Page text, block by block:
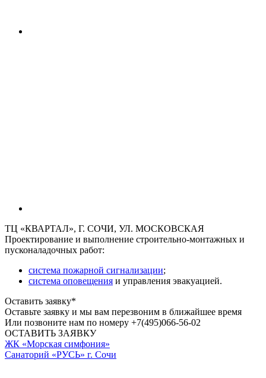
ТЦ «КВАРТАЛ», Г. СОЧИ, УЛ. МОСКОВСКАЯ
Проектирование и выполнение строительно-монтажных и
пусконаладочных работ:
система пожарной сигнализации;
система оповещения и управления эвакуацией.
Оставить заявку*
Оставьте заявку и мы вам перезвоним в ближайшее время
Или позвоните нам по номеру +7(495)066-56-02
ОСТАВИТЬ ЗАЯВКУ
ЖК «Морская симфония»
Санаторий «РУСЬ» г. Сочи